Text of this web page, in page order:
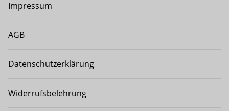
Impressum
AGB
Datenschutzerklärung
Widerrufsbelehrung